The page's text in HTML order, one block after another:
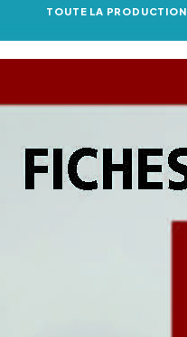
TOUTE LA PRODUCTION